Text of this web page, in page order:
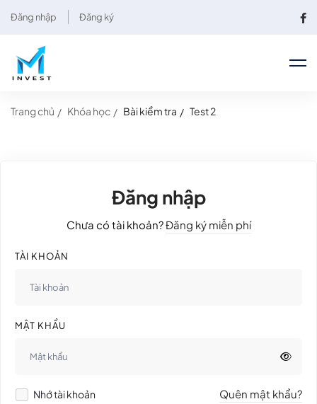
Đăng nhập Đăng ký
Trang chủ Khóa học Bài kiểm tra Test 2
Đăng nhập
Chưa có tài khoản?Đăng ký miễn phí
TÀI KHOẢN
MẬT KHẨU
Nhớ tài khoản Quên mật khẩu?